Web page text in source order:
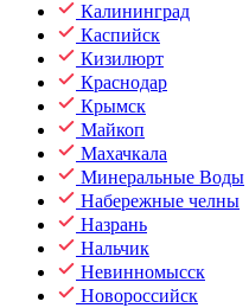
Калининград
Каспийск
Кизилюрт
Краснодар
Крымск
Майкоп
Махачкала
Минеральные Воды
Набережные челны
Назрань
Нальчик
Невинномысск
Новороссийск